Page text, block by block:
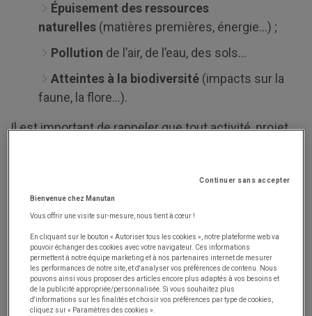
Épuisement des ressources
naturelles (matières premières, énergie…) ;
Pollution de l’air, de l’eau, des sols…
Atteintes à la biodiversité (impacts sur la
faune, la flore…).
Il est important de rappeler que tout activité, projet
matières premières et d’énergie pour être fabriqué,
emballé et transporté, même lorsqu’il est
reconditionné et/ou produit à partir de matière
recyclée. C’est un fait indéniable.
Pour les entreprises, tout l’enjeu est de minimiser
les impacts négatifs que peuvent avoir leurs
activités sur l’environnement, voire d’en maximiser
Continuer sans accepter
Bienvenue chez Manutan
Vous offrir une visite sur-mesure, nous tient à cœur !
En cliquant sur le bouton « Autoriser tous les cookies », notre plateforme web va
pouvoir échanger des cookies avec votre navigateur. Ces informations
permettent à notre équipe marketing et à nos partenaires internet de mesurer
les performances de notre site, et d'analyser vos préférences de contenu. Nous
pouvons ainsi vous proposer des articles encore plus adaptés à vos besoins et
de la publicité appropriée/personnalisée. Si vous souhaitez plus
d'informations sur les finalités et choisir vos préférences par type de cookies,
cliquez sur « Paramètres des cookies ».